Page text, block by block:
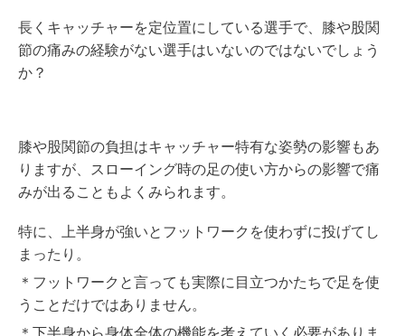
長くキャッチャーを定位置にしている選手で、膝や股関
節の痛みの経験がない選手はいないのではないでしょう
か？
膝や股関節の負担はキャッチャー特有な姿勢の影響もあ
りますが、スローイング時の足の使い方からの影響で痛
みが出ることもよくみられます。
特に、上半身が強いとフットワークを使わずに投げてし
まったり。
＊フットワークと言っても実際に目立つかたちで足を使
うことだけではありません。
＊下半身から身体全体の機能を考えていく必要がありま